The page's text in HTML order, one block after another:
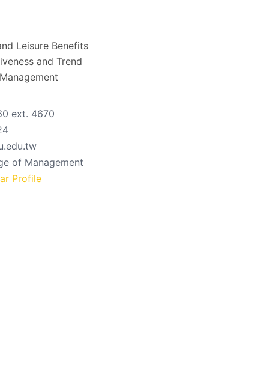
Leisure Benefits
and Trend
ext. 4670
of Management
Profile